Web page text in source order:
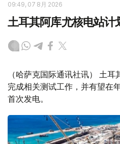
09:49, 07 8月 2026
土耳其阿库尤核电站计
（哈萨克国际通讯社讯） 土
完成相关测试工作，并有望在
首次发电。